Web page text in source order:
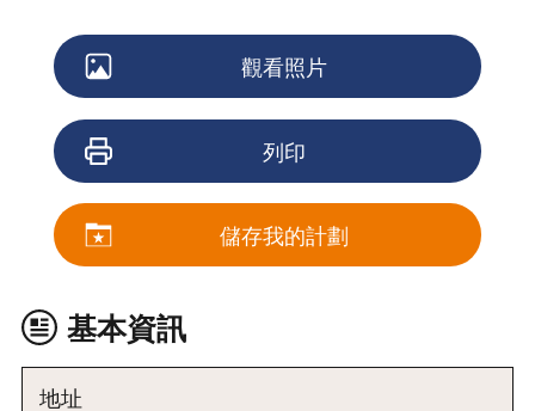
觀看照片
列印
儲存我的計劃
基本資訊
地址